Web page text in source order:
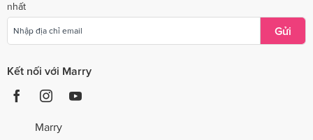
nhất
Gửi
Kết nối với Marry
Marry